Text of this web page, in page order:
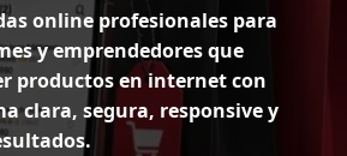
online profesionales para
y emprendedores que
productos en internet con
clara, segura, responsive y